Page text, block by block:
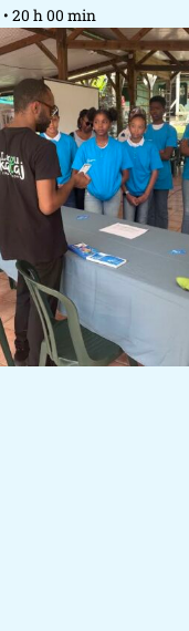
20 h 00 min